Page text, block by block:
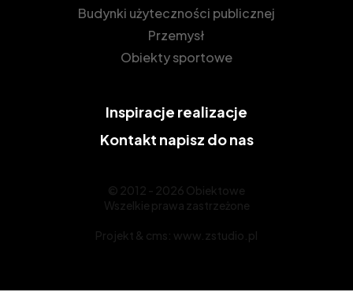
Budynki użyteczności publicznej
Przemysł
Obiekty sportowe
Inspiracje realizacje
Kontakt napisz do nas
© 2012 - 2026 Obiektowe
Wszelkie prawa zastrzeżone
Projekt & cms: www.zstudio.pl